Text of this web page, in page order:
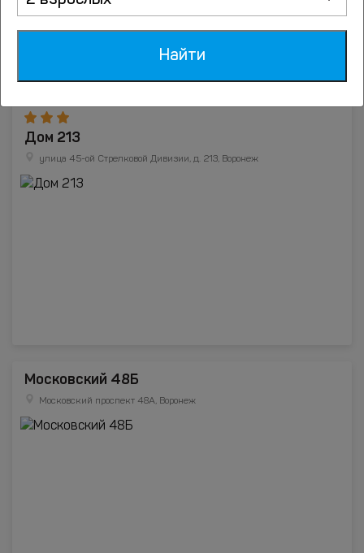
Дом 213
улица 45-ой Стрелковой Дивизии, д. 213, Воронеж
Московский 48Б
Московский проспект 48А, Воронеж
Найти